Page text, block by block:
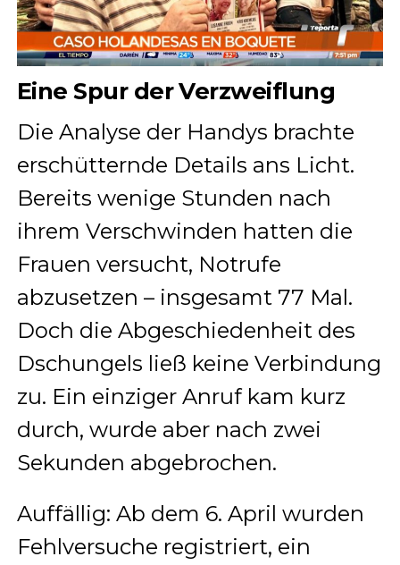
Eine Spur der Verzweiflung
Die Analyse der Handys brachte
erschütternde Details ans Licht.
Bereits wenige Stunden nach
ihrem Verschwinden hatten die
Frauen versucht, Notrufe
abzusetzen – insgesamt 77 Mal.
Doch die Abgeschiedenheit des
Dschungels ließ keine Verbindung
zu. Ein einziger Anruf kam kurz
durch, wurde aber nach zwei
Sekunden abgebrochen.
Auffällig: Ab dem 6. April wurden
Fehlversuche registriert, ein